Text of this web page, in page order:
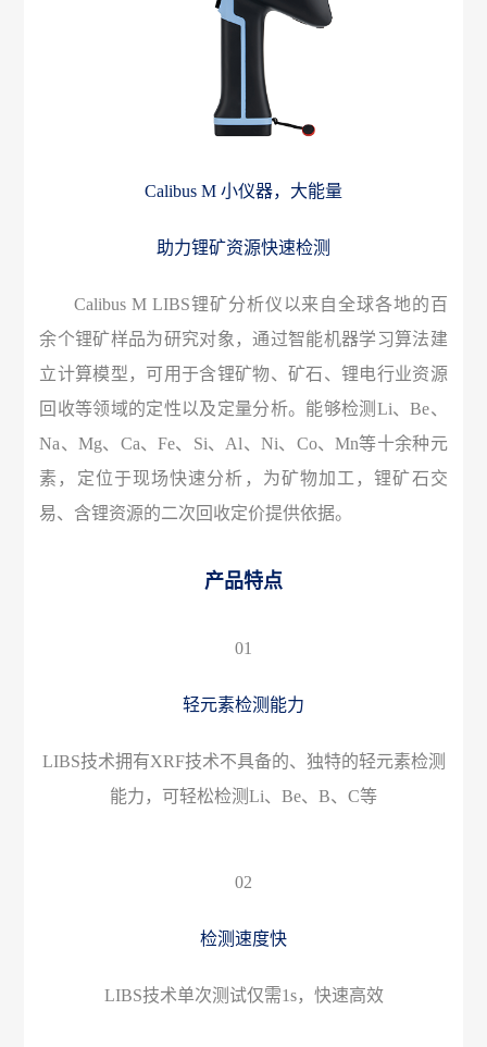
Calibus M 小仪器，大能量
助力锂矿资源快速检测
Calibus M LIBS锂矿分析仪以来自全球各地的百
余个锂矿样品为研究对象，通过智能机器学习算法建
立计算模型，可用于含锂矿物、矿石、锂电行业资源
回收等领域的定性以及定量分析。能够检测Li、Be、
Na、Mg、Ca、Fe、Si、Al、Ni、Co、Mn等十余种元
素，定位于现场快速分析，为矿物加工，锂矿石交
易、含锂资源的二次回收定价提供依据。
产品特点
01
轻元素检测能力
LIBS技术拥有XRF技术不具备的、独特的轻元素检测
能力，可轻松检测Li、Be、B、C等
02
检测速度快
LIBS技术单次测试仅需1s，快速高效